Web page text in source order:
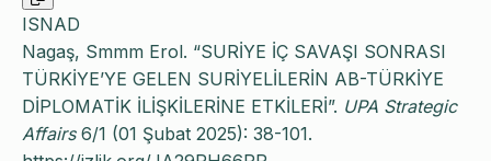
ISNAD
Nagaş, Smmm Erol. “SURİYE İÇ SAVAŞI SONRASI
TÜRKİYE’YE GELEN SURİYELİLERİN AB-TÜRKİYE
DİPLOMATİK İLİŞKİLERİNE ETKİLERİ”. UPA Strategic
Affairs6/1 (01 Şubat 2025): 38-101.